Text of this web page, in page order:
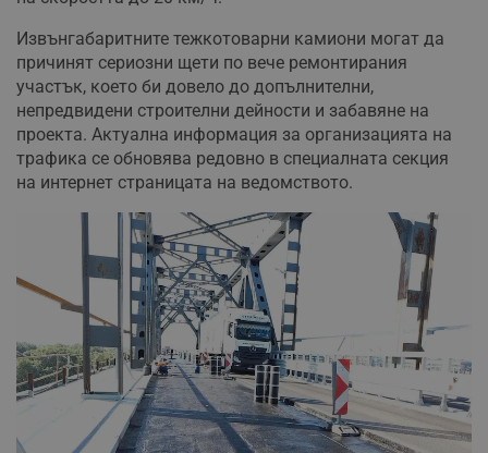
Извънгабаритните тежкотоварни камиони могат да
причинят сериозни щети по вече ремонтирания
участък, което би довело до допълнителни,
непредвидени строителни дейности и забавяне на
проекта. Актуална информация за организацията на
трафика се обновява редовно в специалната секция
на интернет страницата на ведомството.